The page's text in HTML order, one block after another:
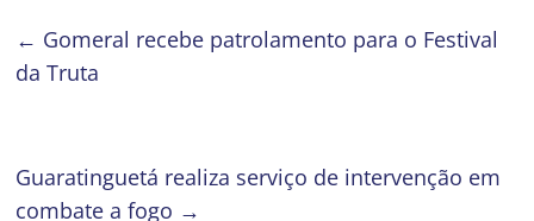
← Gomeral recebe patrolamento para o Festival
da Truta
Guaratinguetá realiza serviço de intervenção em
combate a fogo →